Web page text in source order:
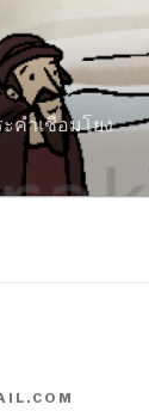
คำเชื่อมโยง